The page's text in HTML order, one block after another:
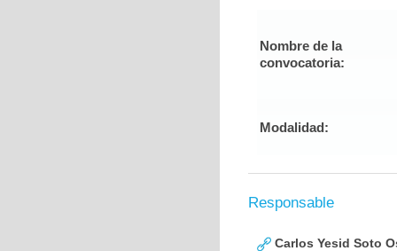
Nombre de la
convocatoria:
Modalidad:
Responsable
Carlos Yesid Soto